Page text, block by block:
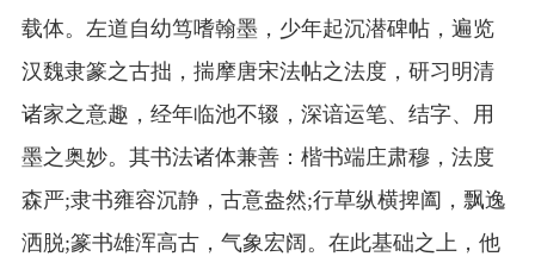
载体。左道自幼笃嗜翰墨，少年起沉潜碑帖，遍览
汉魏隶篆之古拙，揣摩唐宋法帖之法度，研习明清
诸家之意趣，经年临池不辍，深谙运笔、结字、用
墨之奥妙。其书法诸体兼善：楷书端庄肃穆，法度
森严;隶书雍容沉静，古意盎然;行草纵横捭阖，飘逸
洒脱;篆书雄浑高古，气象宏阔。在此基础之上，他